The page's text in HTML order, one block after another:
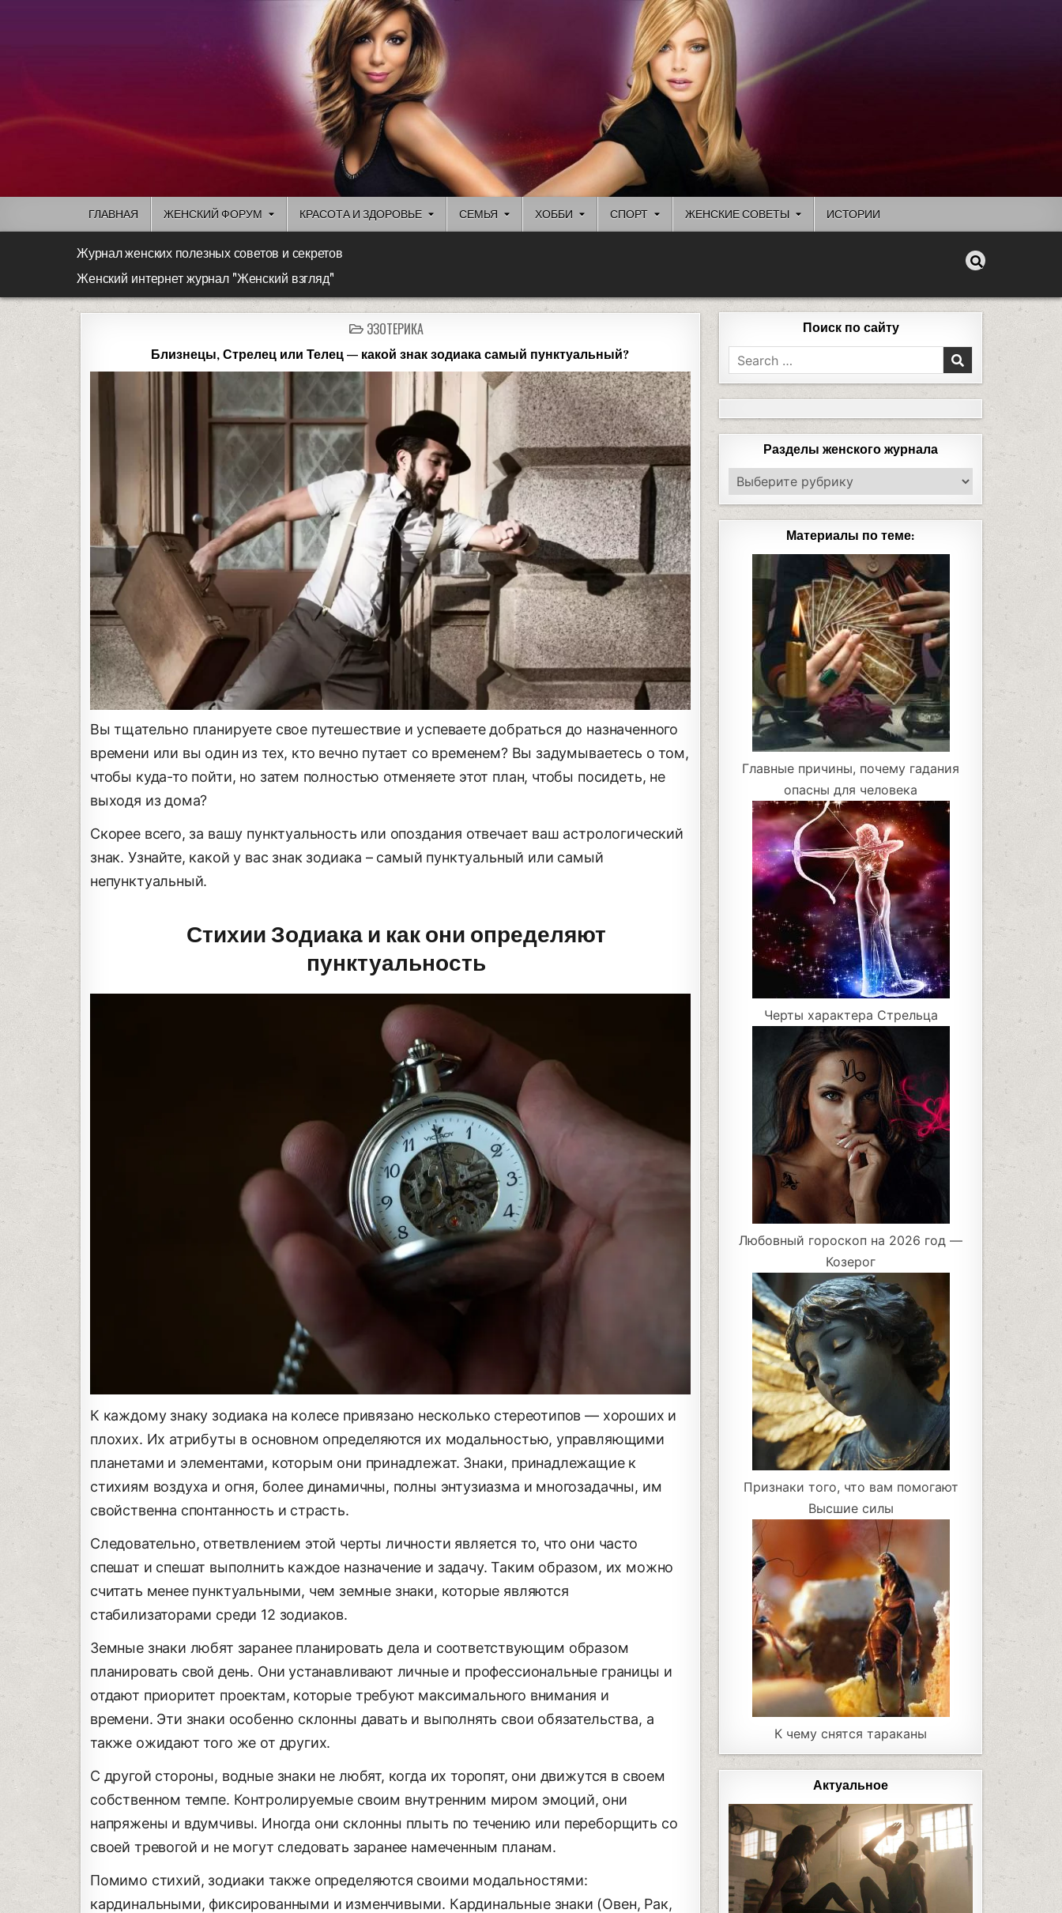
ГЛАВНАЯ ЖЕНСКИЙ ФОРУМ КРАСОТА И ЗДОРОВЬЕ СЕМЬЯ ХОББИ СПОРТ ЖЕНСКИЕ СОВЕТЫ ИСТОРИИ
Журнал женских полезных советов и секретов
Женский интернет журнал "Женский взгляд"
ЭЗОТЕРИКА
Близнецы, Стрелец или Телец — какой знак зодиака самый пунктуальный?
Вы тщательно планируете свое путешествие и успеваете добраться до назначенного
времени или вы один из тех, кто вечно путает со временем? Вы задумываетесь о том,
чтобы куда-то пойти, но затем полностью отменяете этот план, чтобы посидеть, не
выходя из дома?
Скорее всего, за вашу пунктуальность или опоздания отвечает ваш астрологический
знак. Узнайте, какой у вас знак зодиака – самый пунктуальный или самый
непунктуальный.
Стихии Зодиака и как они определяют
пунктуальность
К каждому знаку зодиака на колесе привязано несколько стереотипов — хороших и
плохих. Их атрибуты в основном определяются их модальностью, управляющими
планетами и элементами, которым они принадлежат. Знаки, принадлежащие к
стихиям воздуха и огня, более динамичны, полны энтузиазма и многозадачны, им
свойственна спонтанность и страсть.
Следовательно, ответвлением этой черты личности является то, что они часто
спешат и спешат выполнить каждое назначение и задачу. Таким образом, их можно
считать менее пунктуальными, чем земные знаки, которые являются
стабилизаторами среди 12 зодиаков.
Земные знаки любят заранее планировать дела и соответствующим образом
планировать свой день. Они устанавливают личные и профессиональные границы и
отдают приоритет проектам, которые требуют максимального внимания и
времени. Эти знаки особенно склонны давать и выполнять свои обязательства, а
также ожидают того же от других.
С другой стороны, водные знаки не любят, когда их торопят, они движутся в своем
собственном темпе. Контролируемые своим внутренним миром эмоций, они
напряжены и вдумчивы. Иногда они склонны плыть по течению или переборщить со
своей тревогой и не могут следовать заранее намеченным планам.
Помимо стихий, зодиаки также определяются своими модальностями:
кардинальными, фиксированными и изменчивыми. Кардинальные знаки (Овен, Рак,
Поиск по сайту
Разделы женского журнала
Материалы по теме:
Главные причины, почему гадания
опасны для человека
Черты характера Стрельца
Любовный гороскоп на 2026 год —
Козерог
Признаки того, что вам помогают
Высшие силы
К чему снятся тараканы
Актуальное